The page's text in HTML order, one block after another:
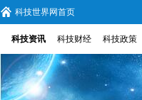
科技世界网首页
科技资讯 科技财经 科技政策